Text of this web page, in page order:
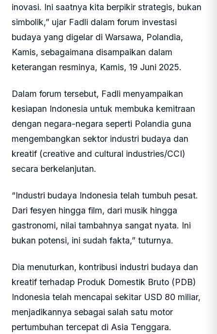
inovasi. Ini saatnya kita berpikir strategis, bukan
simbolik,” ujar Fadli dalam forum investasi
budaya yang digelar di Warsawa, Polandia,
Kamis, sebagaimana disampaikan dalam
keterangan resminya, Kamis, 19 Juni 2025.
Dalam forum tersebut, Fadli menyampaikan
kesiapan Indonesia untuk membuka kemitraan
dengan negara-negara seperti Polandia guna
mengembangkan sektor industri budaya dan
kreatif (creative and cultural industries/CCI)
secara berkelanjutan.
“Industri budaya Indonesia telah tumbuh pesat.
Dari fesyen hingga film, dari musik hingga
gastronomi, nilai tambahnya sangat nyata. Ini
bukan potensi, ini sudah fakta,” tuturnya.
Dia menuturkan, kontribusi industri budaya dan
kreatif terhadap Produk Domestik Bruto (PDB)
Indonesia telah mencapai sekitar USD 80 miliar,
menjadikannya sebagai salah satu motor
pertumbuhan tercepat di Asia Tenggara.